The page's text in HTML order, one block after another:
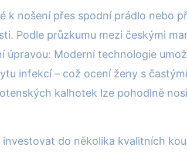
nošení přes spodní prádlo nebo
Podle průzkumu mezi českými
Moderní technologie
infekcí – což ocení ženy s
kalhotek lze pohodlně
do několika kvalitních